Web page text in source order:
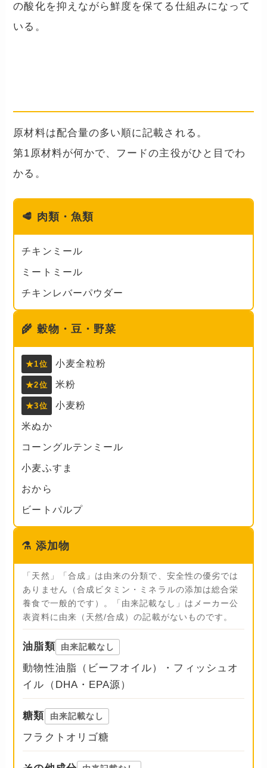
の酸化を抑えながら鮮度を保てる仕組みになって
いる。
原材料は配合量の多い順に記載される。
第1原材料が何かで、フードの主役がひと目でわ
かる。
🥩 肉類・魚類
チキンミール
ミートミール
チキンレバーパウダー
🌾 穀物・豆・野菜
★1位 小麦全粒粉
★2位 米粉
★3位
小麦粉
米ぬか
コーングルテンミール
小麦ふすま
おから
ビートパルプ
⚗️ 添加物
「天然」「合成」は由来の分類で、安全性の優劣では
ありません（合成ビタミン・ミネラルの添加は総合栄
養食で一般的です）。「由来記載なし」はメーカー公
表資料に由来（天然/合成）の記載がないものです。
油脂類 由来記載なし
動物性油脂（ビーフオイル）・フィッシュオ
イル（DHA・EPA源）
糖類 由来記載なし
フラクトオリゴ糖